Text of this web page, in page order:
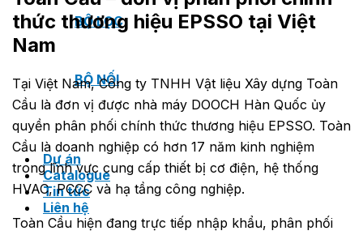
BỘ LỌC
BỘ NỐI
Dự án
Catalogue
Tin tức
Liên hệ
thức thương hiệu EPSSO tại Việt
Nam
Tại Việt Nam, Công ty TNHH Vật liệu Xây dựng Toàn
Cầu là đơn vị được nhà máy DOOCH Hàn Quốc ủy
quyền phân phối chính thức thương hiệu EPSSO. Toàn
Cầu là doanh nghiệp có hơn 17 năm kinh nghiệm
trong lĩnh vực cung cấp thiết bị cơ điện, hệ thống
HVAC, PCCC và hạ tầng công nghiệp.
Toàn Cầu hiện đang trực tiếp nhập khẩu, phân phối